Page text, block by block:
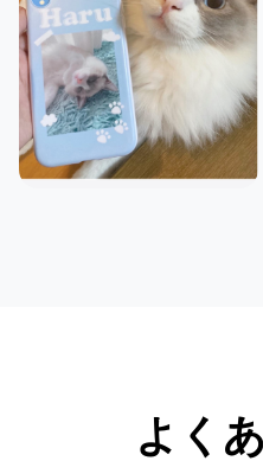
よく